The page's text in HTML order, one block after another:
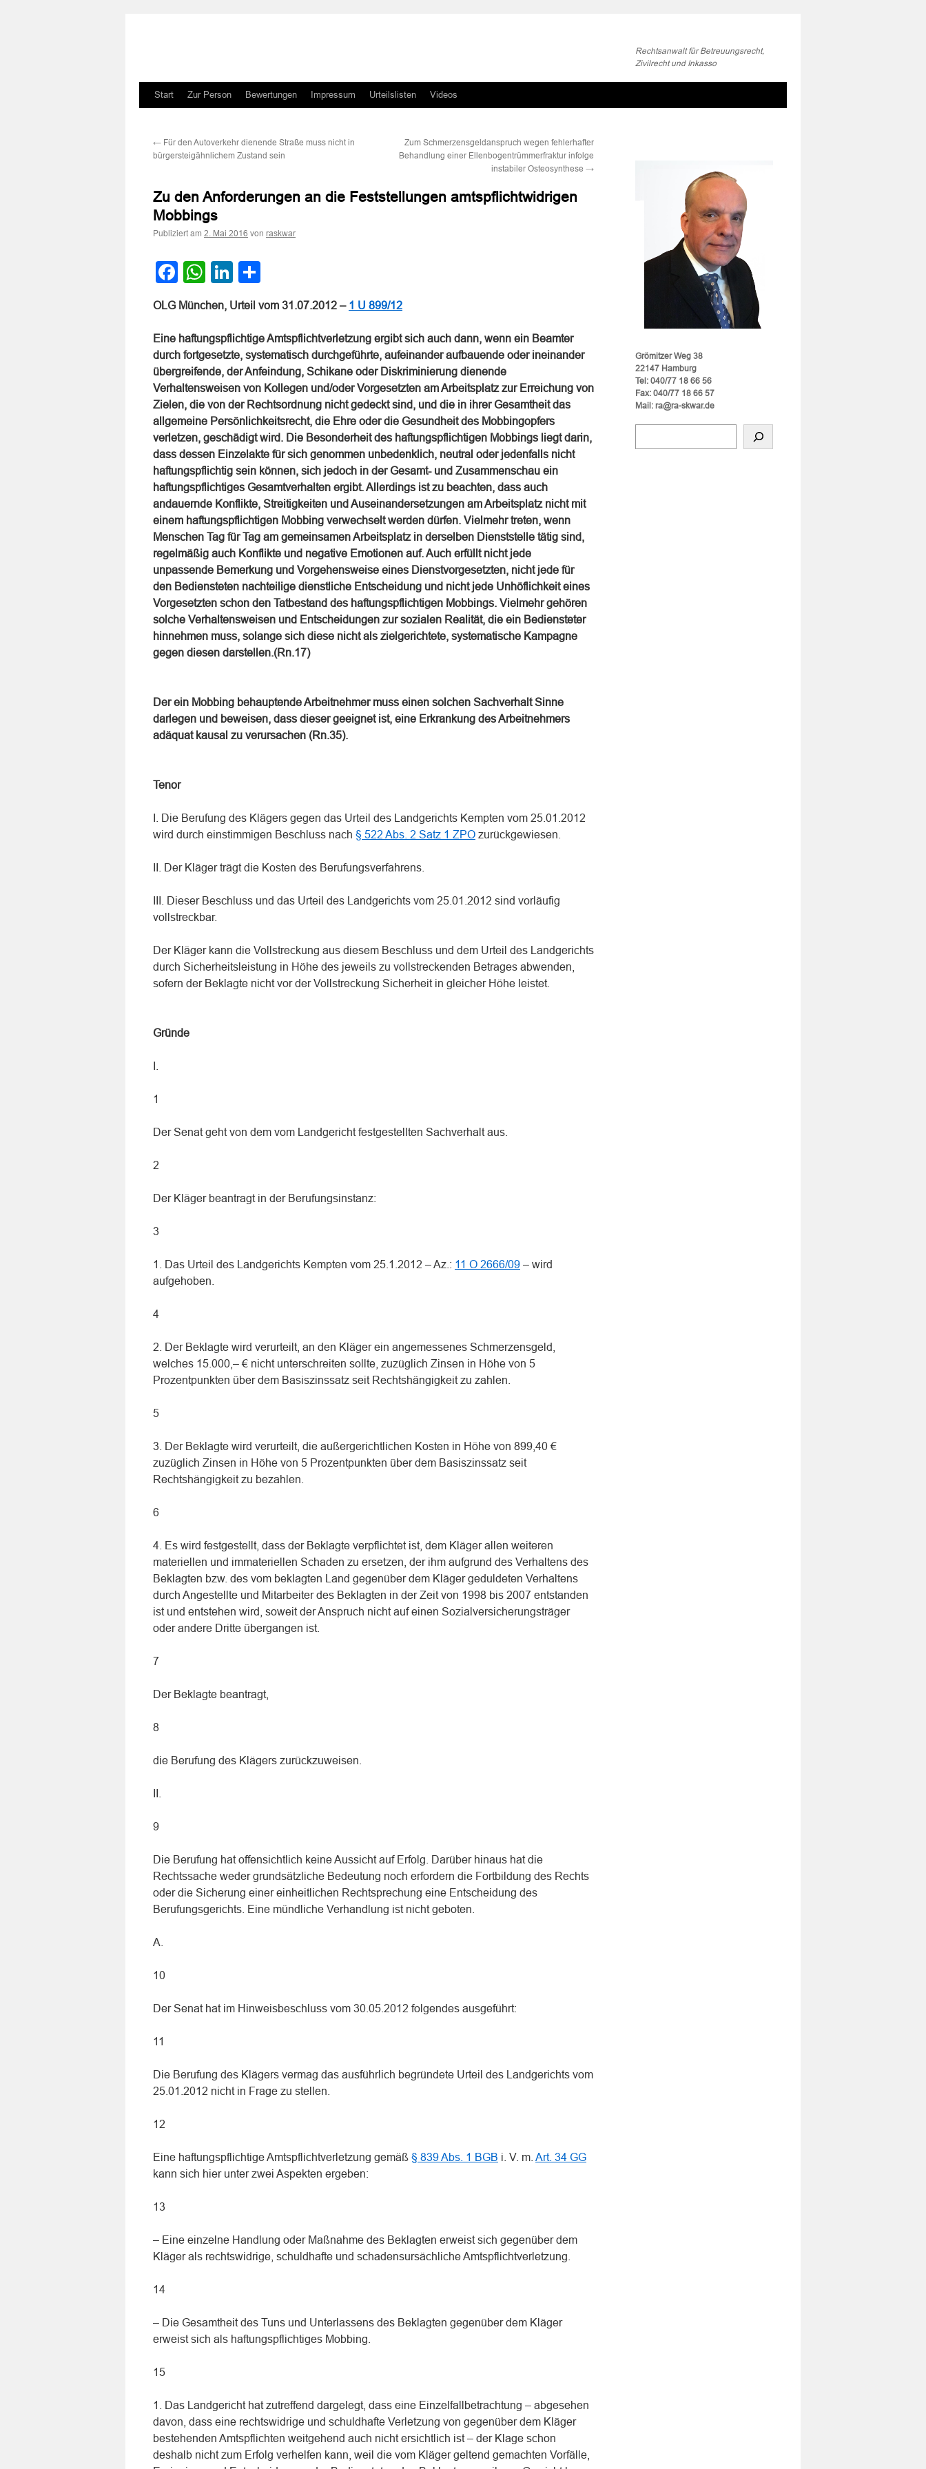
Rechtsanwalt für Betreuungsrecht,
Zivilrecht und Inkasso
Zum
springen
Start Zur Person Bewertungen Impressum Urteilslisten Videos
← Für den Autoverkehr dienende Straße muss nicht in
bürgersteigähnlichem Zustand sein
Zum Schmerzensgeldanspruch wegen fehlerhafter
Behandlung einer Ellenbogentrümmerfraktur infolge
instabiler Osteosynthese →
Zu den Anforderungen an die Feststellungen amtspflichtwidrigen
Mobbings
Publiziert am 2. Mai 2016 von raskwar
Facebook
WhatsApp
LinkedIn
OLG München, Urteil vom 31.07.2012 – 1 U 899/12
Eine haftungspflichtige Amtspflichtverletzung ergibt sich auch dann, wenn ein Beamter
durch fortgesetzte, systematisch durchgeführte, aufeinander aufbauende oder ineinander
übergreifende, der Anfeindung, Schikane oder Diskriminierung dienende
Verhaltensweisen von Kollegen und/oder Vorgesetzten am Arbeitsplatz zur Erreichung von
Zielen, die von der Rechtsordnung nicht gedeckt sind, und die in ihrer Gesamtheit das
allgemeine Persönlichkeitsrecht, die Ehre oder die Gesundheit des Mobbingopfers
verletzen, geschädigt wird. Die Besonderheit des haftungspflichtigen Mobbings liegt darin,
dass dessen Einzelakte für sich genommen unbedenklich, neutral oder jedenfalls nicht
haftungspflichtig sein können, sich jedoch in der Gesamt- und Zusammenschau ein
haftungspflichtiges Gesamtverhalten ergibt. Allerdings ist zu beachten, dass auch
andauernde Konflikte, Streitigkeiten und Auseinandersetzungen am Arbeitsplatz nicht mit
einem haftungspflichtigen Mobbing verwechselt werden dürfen. Vielmehr treten, wenn
Menschen Tag für Tag am gemeinsamen Arbeitsplatz in derselben Dienststelle tätig sind,
regelmäßig auch Konflikte und negative Emotionen auf. Auch erfüllt nicht jede
unpassende Bemerkung und Vorgehensweise eines Dienstvorgesetzten, nicht jede für
den Bediensteten nachteilige dienstliche Entscheidung und nicht jede Unhöflichkeit eines
Vorgesetzten schon den Tatbestand des haftungspflichtigen Mobbings. Vielmehr gehören
solche Verhaltensweisen und Entscheidungen zur sozialen Realität, die ein Bediensteter
hinnehmen muss, solange sich diese nicht als zielgerichtete, systematische Kampagne
gegen diesen darstellen.(Rn.17)
Der ein Mobbing behauptende Arbeitnehmer muss einen solchen Sachverhalt Sinne
darlegen und beweisen, dass dieser geeignet ist, eine Erkrankung des Arbeitnehmers
adäquat kausal zu verursachen (Rn.35).
Tenor
I. Die Berufung des Klägers gegen das Urteil des Landgerichts Kempten vom 25.01.2012
wird durch einstimmigen Beschluss nach § 522 Abs. 2 Satz 1 ZPO zurückgewiesen.
II. Der Kläger trägt die Kosten des Berufungsverfahrens.
III. Dieser Beschluss und das Urteil des Landgerichts vom 25.01.2012 sind vorläufig
vollstreckbar.
Der Kläger kann die Vollstreckung aus diesem Beschluss und dem Urteil des Landgerichts
durch Sicherheitsleistung in Höhe des jeweils zu vollstreckenden Betrages abwenden,
sofern der Beklagte nicht vor der Vollstreckung Sicherheit in gleicher Höhe leistet.
Gründe
1
Der Senat geht von dem vom Landgericht festgestellten Sachverhalt aus.
2
Der Kläger beantragt in der Berufungsinstanz:
3
1. Das Urteil des Landgerichts Kempten vom 25.1.2012 – Az.: 11 O 2666/09 – wird
aufgehoben.
4
2. Der Beklagte wird verurteilt, an den Kläger ein angemessenes Schmerzensgeld,
welches 15.000,– € nicht unterschreiten sollte, zuzüglich Zinsen in Höhe von 5
Prozentpunkten über dem Basiszinssatz seit Rechtshängigkeit zu zahlen.
5
3. Der Beklagte wird verurteilt, die außergerichtlichen Kosten in Höhe von 899,40 €
zuzüglich Zinsen in Höhe von 5 Prozentpunkten über dem Basiszinssatz seit
Rechtshängigkeit zu bezahlen.
6
4. Es wird festgestellt, dass der Beklagte verpflichtet ist, dem Kläger allen weiteren
materiellen und immateriellen Schaden zu ersetzen, der ihm aufgrund des Verhaltens des
Beklagten bzw. des vom beklagten Land gegenüber dem Kläger geduldeten Verhaltens
durch Angestellte und Mitarbeiter des Beklagten in der Zeit von 1998 bis 2007 entstanden
ist und entstehen wird, soweit der Anspruch nicht auf einen Sozialversicherungsträger
oder andere Dritte übergangen ist.
7
Der Beklagte beantragt,
8
die Berufung des Klägers zurückzuweisen.
9
Die Berufung hat offensichtlich keine Aussicht auf Erfolg. Darüber hinaus hat die
Rechtssache weder grundsätzliche Bedeutung noch erfordern die Fortbildung des Rechts
oder die Sicherung einer einheitlichen Rechtsprechung eine Entscheidung des
Berufungsgerichts. Eine mündliche Verhandlung ist nicht geboten.
A.
10
Der Senat hat im Hinweisbeschluss vom 30.05.2012 folgendes ausgeführt:
11
Die Berufung des Klägers vermag das ausführlich begründete Urteil des Landgerichts vom
25.01.2012 nicht in Frage zu stellen.
12
Eine haftungspflichtige Amtspflichtverletzung gemäß § 839 Abs. 1 BGB i. V. m. Art. 34 GG
kann sich hier unter zwei Aspekten ergeben:
13
– Eine einzelne Handlung oder Maßnahme des Beklagten erweist sich gegenüber dem
Kläger als rechtswidrige, schuldhafte und schadensursächliche Amtspflichtverletzung.
14
– Die Gesamtheit des Tuns und Unterlassens des Beklagten gegenüber dem Kläger
erweist sich als haftungspflichtiges Mobbing.
15
1. Das Landgericht hat zutreffend dargelegt, dass eine Einzelfallbetrachtung – abgesehen
davon, dass eine rechtswidrige und schuldhafte Verletzung von gegenüber dem Kläger
bestehenden Amtspflichten weitgehend auch nicht ersichtlich ist – der Klage schon
deshalb nicht zum Erfolg verhelfen kann, weil die vom Kläger geltend gemachten Vorfälle,
Grömitzer Weg 38
22147 Hamburg
Tel: 040/77 18 66 56
Fax: 040/77 18 66 57
Mail: ra@ra-skwar.de